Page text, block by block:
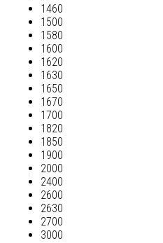
1460
1500
1580
1600
1620
1630
1650
1670
1700
1820
1850
1900
2000
2400
2600
2630
2700
3000